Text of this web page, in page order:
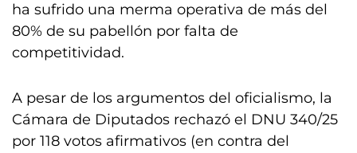
ha sufrido una merma operativa de más del
80% de su pabellón por falta de
competitividad.
A pesar de los argumentos del oficialismo, la
Cámara de Diputados rechazó el DNU 340/25
por 118 votos afirmativos (en contra del